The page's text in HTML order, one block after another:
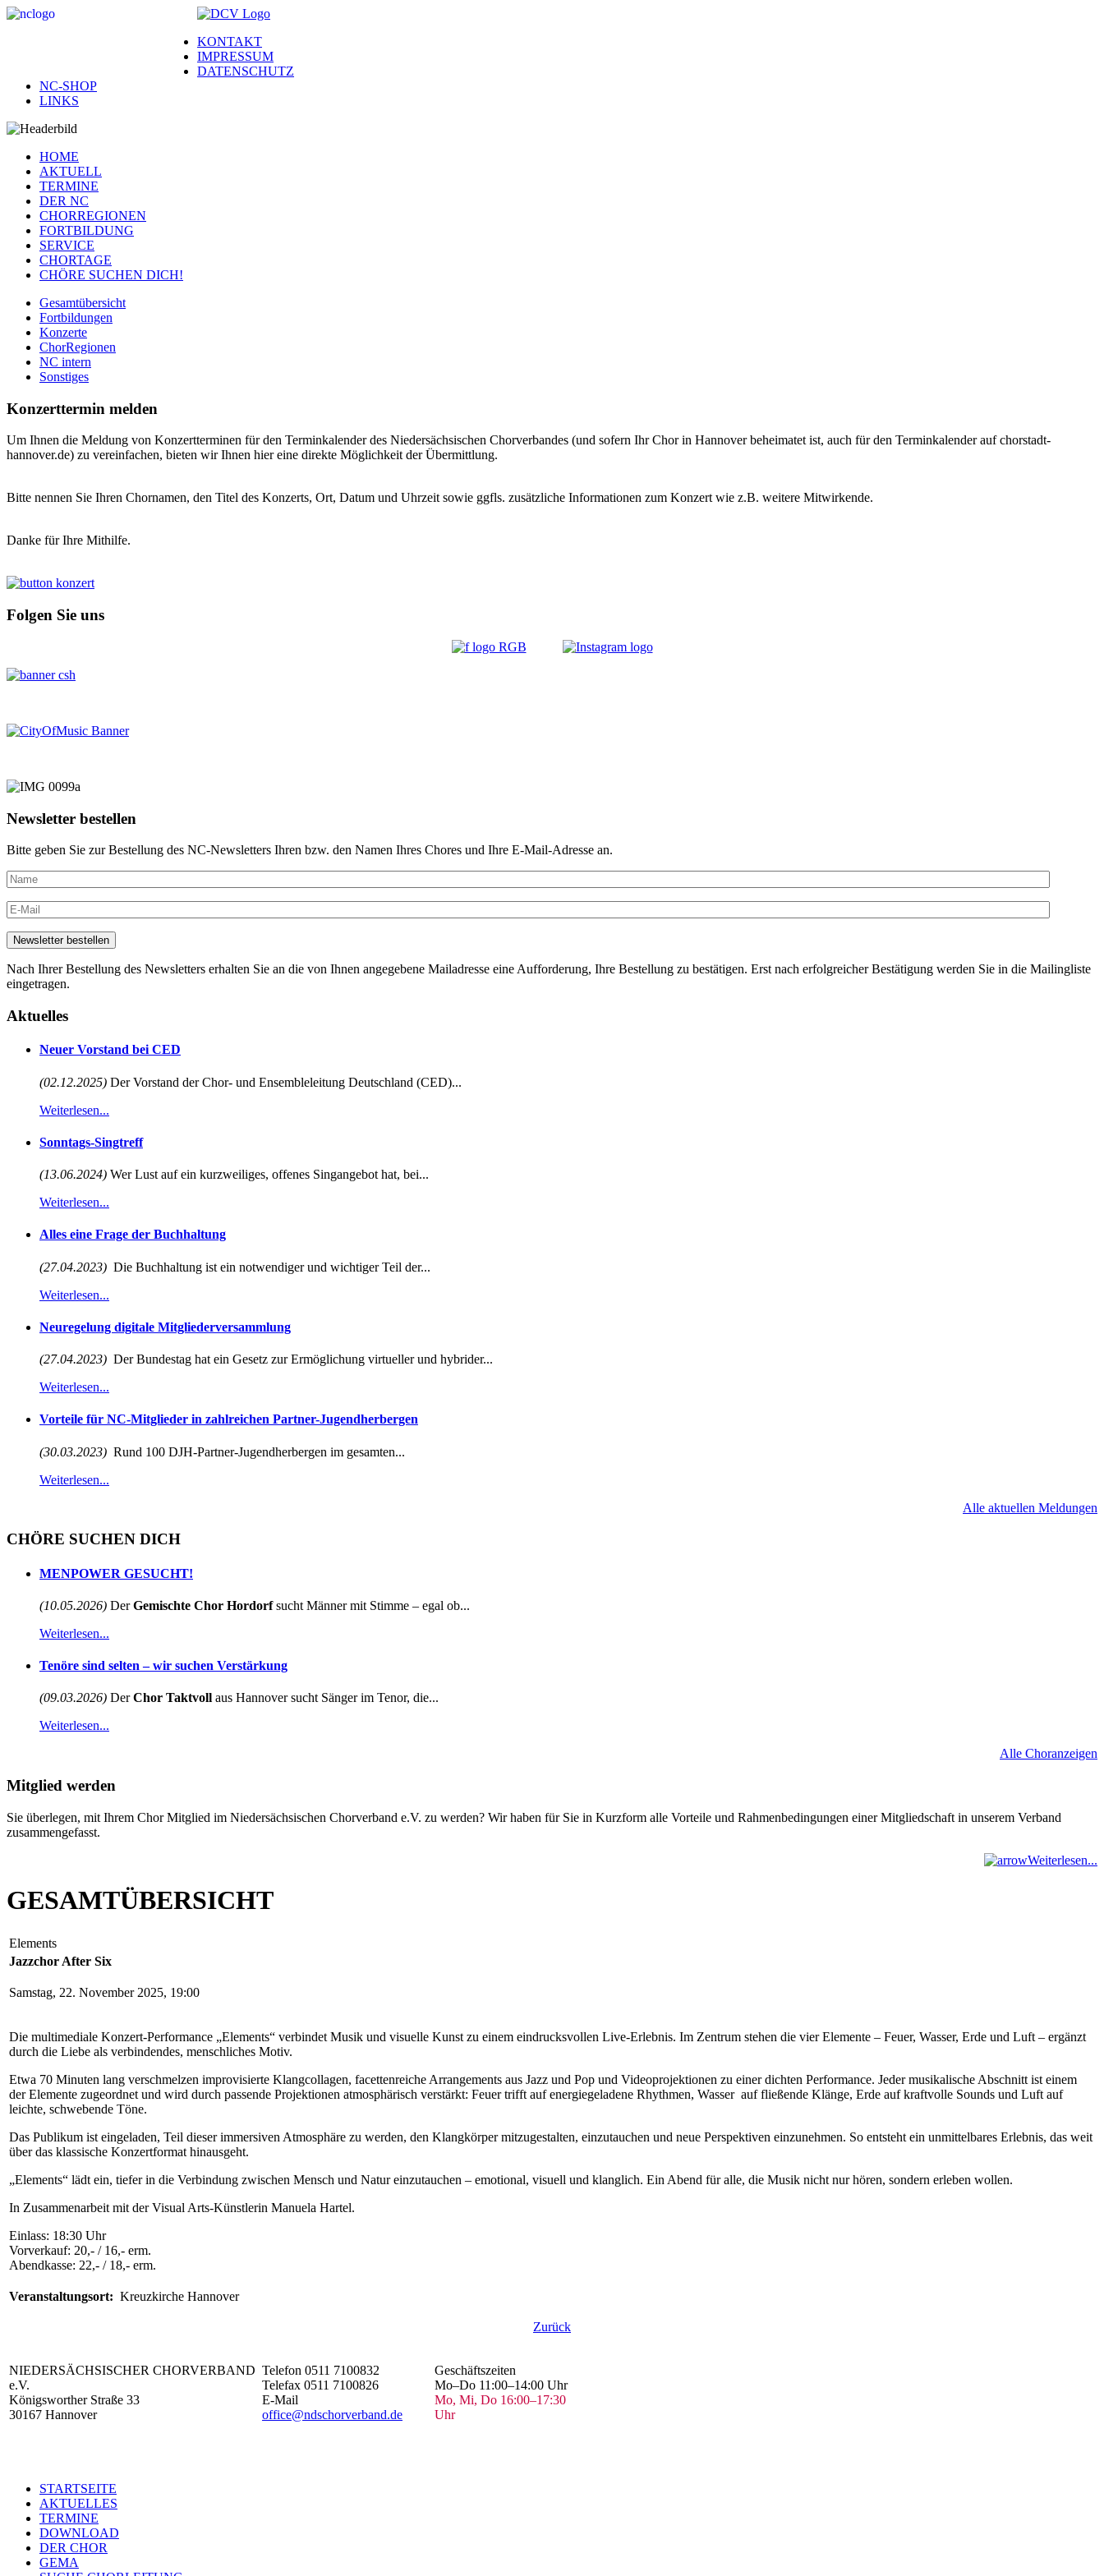
KONTAKT
IMPRESSUM
DATENSCHUTZ
NC-SHOP
LINKS
HOME
AKTUELL
TERMINE
DER NC
CHORREGIONEN
FORTBILDUNG
SERVICE
CHORTAGE
CHÖRE SUCHEN DICH!
Gesamtübersicht
Fortbildungen
Konzerte
ChorRegionen
NC intern
Sonstiges
Konzerttermin melden
Um Ihnen die Meldung von Konzertterminen für den Terminkalender des Niedersächsischen Chorverbandes (und sofern Ihr Chor in Hannover beheimatet ist, auch für den Terminkalender auf chorstadt-
hannover.de) zu vereinfachen, bieten wir Ihnen hier eine direkte Möglichkeit der Übermittlung.
Bitte nennen Sie Ihren Chornamen, den Titel des Konzerts, Ort, Datum und Uhrzeit sowie ggfls. zusätzliche Informationen zum Konzert wie z.B. weitere Mitwirkende.
Danke für Ihre Mithilfe.
Folgen Sie uns
Newsletter bestellen
Bitte geben Sie zur Bestellung des NC-Newsletters Ihren bzw. den Namen Ihres Chores und Ihre E-Mail-Adresse an.
Nach Ihrer Bestellung des Newsletters erhalten Sie an die von Ihnen angegebene Mailadresse eine Aufforderung, Ihre Bestellung zu bestätigen. Erst nach erfolgreicher Bestätigung werden Sie in die Mailingliste
eingetragen.
Aktuelles
Neuer Vorstand bei CED
(02.12.2025) Der Vorstand der Chor- und Ensembleleitung Deutschland (CED)...
Weiterlesen...
Sonntags-Singtreff
(13.06.2024) Wer Lust auf ein kurzweiliges, offenes Singangebot hat, bei...
Weiterlesen...
Alles eine Frage der Buchhaltung
(27.04.2023) Die Buchhaltung ist ein notwendiger und wichtiger Teil der...
Weiterlesen...
Neuregelung digitale Mitgliederversammlung
(27.04.2023) Der Bundestag hat ein Gesetz zur Ermöglichung virtueller und hybrider...
Weiterlesen...
Vorteile für NC-Mitglieder in zahlreichen Partner-Jugendherbergen
(30.03.2023) Rund 100 DJH-Partner-Jugendherbergen im gesamten...
Weiterlesen...
Alle aktuellen Meldungen
CHÖRE SUCHEN DICH
MENPOWER GESUCHT!
(10.05.2026) DerGemischte Chor Hordorfsucht Männer mit Stimme – egal ob...
Weiterlesen...
Tenöre sind selten – wir suchen Verstärkung
(09.03.2026) DerChor Taktvoll aus Hannover sucht Sänger im Tenor, die...
Weiterlesen...
Alle Choranzeigen
Mitglied werden
Sie überlegen, mit Ihrem Chor Mitglied im Niedersächsischen Chorverband e.V. zu werden? Wir haben für Sie in Kurzform alle Vorteile und Rahmenbedingungen einer Mitgliedschaft in unserem Verband
zusammengefasst.
Weiterlesen...
GESAMTÜBERSICHT
Elements
Jazzchor After Six
Samstag, 22. November 2025, 19:00
Die multimediale Konzert-Performance „Elements“ verbindet Musik und visuelle Kunst zu einem eindrucksvollen Live-Erlebnis. Im Zentrum stehen die vier Elemente – Feuer, Wasser, Erde und Luft – ergänzt
durch die Liebe als verbindendes, menschliches Motiv.
Etwa 70 Minuten lang verschmelzen improvisierte Klangcollagen, facettenreiche Arrangements aus Jazz und Pop und Videoprojektionen zu einer dichten Performance. Jeder musikalische Abschnitt ist einem
der Elemente zugeordnet und wird durch passende Projektionen atmosphärisch verstärkt: Feuer trifft auf energiegeladene Rhythmen, Wasser auf fließende Klänge, Erde auf kraftvolle Sounds und Luft auf
leichte, schwebende Töne.
Das Publikum ist eingeladen, Teil dieser immersiven Atmosphäre zu werden, den Klangkörper mitzugestalten, einzutauchen und neue Perspektiven einzunehmen. So entsteht ein unmittelbares Erlebnis, das weit
über das klassische Konzertformat hinausgeht.
„Elements“ lädt ein, tiefer in die Verbindung zwischen Mensch und Natur einzutauchen – emotional, visuell und klanglich. Ein Abend für alle, die Musik nicht nur hören, sondern erleben wollen.
In Zusammenarbeit mit der Visual Arts-Künstlerin Manuela Hartel.
Einlass: 18:30 Uhr
Vorverkauf: 20,- / 16,- erm.
Abendkasse: 22,- / 18,- erm.
Veranstaltungsort: Kreuzkirche Hannover
Zurück
NIEDERSÄCHSISCHER CHORVERBAND
e.V.
Königsworther Straße 33
30167 Hannover
Telefon 0511 7100832
Telefax 0511 7100826
E-Mail
office@ndschorverband.de
Geschäftszeiten
Mo–Do 11:00–14:00 Uhr
Mo, Mi, Do 16:00–17:30
Uhr
STARTSEITE
AKTUELLES
TERMINE
DOWNLOAD
DER CHOR
GEMA